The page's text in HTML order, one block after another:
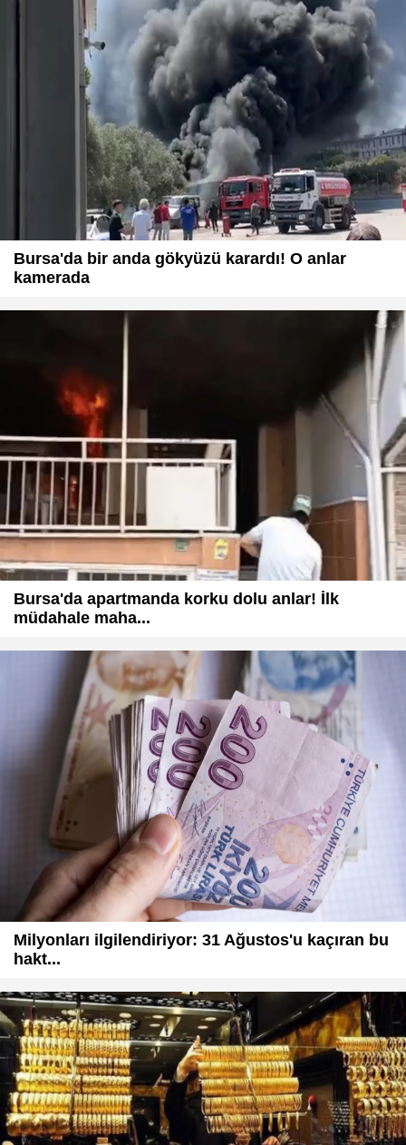
Bursa'da bir anda gökyüzü karardı! O anlar
kamerada
Bursa'da apartmanda korku dolu anlar! İlk
müdahale maha...
Milyonları ilgilendiriyor: 31 Ağustos'u kaçıran bu
hakt...